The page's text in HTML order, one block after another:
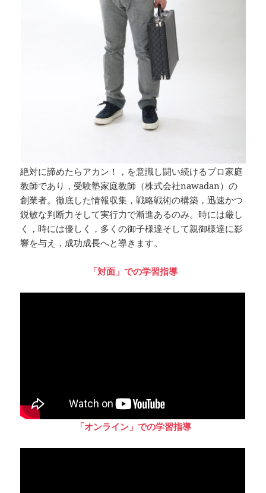
絶対に諦めたらアカン！，を意識し闘い続けるプロ家庭
教師であり，受験塾家庭教師（株式会社nawadan）の
創業者。徹底した情報収集，戦略戦術の構築，迅速かつ
鋭敏な判断力そして実行力で漸進あるのみ。時には厳し
く，時には優しく，多くの御子様達そして親御様達に影
響を与え，成功成長へと導きます。
「対面」での学習指導
「オンライン」での学習指導